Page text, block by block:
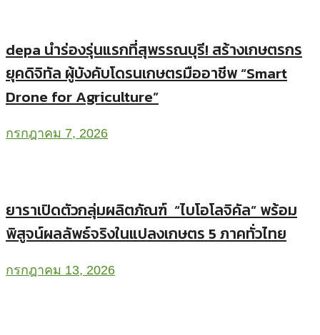
depa นำร่องรุ่นแรกที่สุพรรณบุรี! สร้างเกษตรกร
ยุคดิจิทัล ผู้บังคับโดรนเกษตรมืออาชีพ “Smart
Drone for Agriculture”
กรกฎาคม 7, 2026
ยาราเปิดตัวกลุ่มผลิตภัณฑ์ “ไบโอโลจิคัล” พร้อม
พิสูจน์ผลลัพธ์จริงในแปลงเกษตร 5 ภาคทั่วไทย
กรกฎาคม 13, 2026